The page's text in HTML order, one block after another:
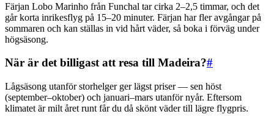
Färjan Lobo Marinho från Funchal tar cirka 2–2,5 timmar, och det
går korta inrikesflyg på 15–20 minuter. Färjan har fler avgångar på
sommaren och kan ställas in vid hårt väder, så boka i förväg under
högsäsong.
När är det billigast att resa till Madeira?#
Lågsäsong utanför storhelger ger lägst priser — sen höst
(september–oktober) och januari–mars utanför nyår. Eftersom
klimatet är milt året runt får du då skönt väder till lägre flygpris.